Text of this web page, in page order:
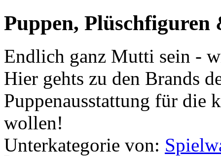
Puppen, Plüschfiguren
Endlich ganz Mutti sein -
Hier gehts zu den Brands
Puppenausstattung für die
wollen!
Unterkategorie von: